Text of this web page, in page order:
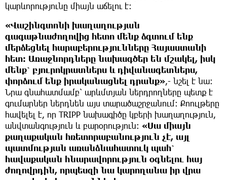
կարևորությունը միայն աճելու է։
«Վաշինգտոնի խաղաղության
գագաթնաժողովից հետո մենք ձգտում ենք
մերձեցնել հարաբերությունները Հայաստանի
հետ։ Առաջնորդները նախագծեր են մշակել, իսկ
մենք՝ բյուրոկրատներս և դիվանագետներս,
փորձում ենք իրականացնել դրանք» ,- նշել է նա։
Նրա գնահատմամբ՝ արևմտյան ներդրողները պետք է
գումարներ ներդնեն այս տարածաշրջանում։ Քոուլթերը
հավելել է, որ TRIPP նախագիծը կբերի խաղաղություն,
անվտանգություն և բարօրություն։ «Սա միայն
քաղաքական հռետորաբանություն չէ, այլ
պատմության առանձնահատուկ պահ՝
հավաքական հնարավորություն օգնելու հայ
ժողովրդին, որպեսզի նա կարողանա իր վրա